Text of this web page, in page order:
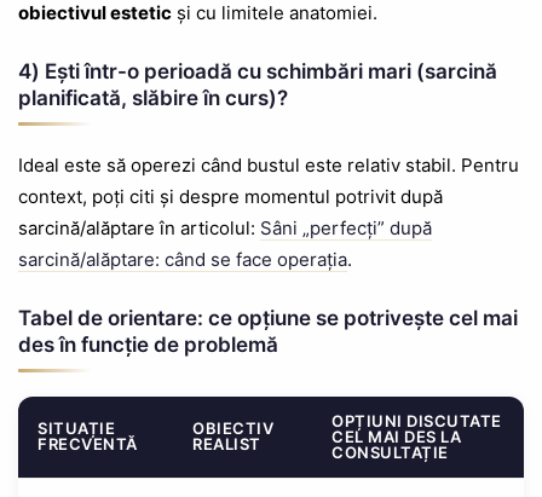
obiectivul estetic și cu limitele anatomiei.
4) Ești într-o perioadă cu schimbări mari (sarcină
planificată, slăbire în curs)?
Ideal este să operezi când bustul este relativ stabil. Pentru
context, poți citi și despre momentul potrivit după
sarcină/alăptare în articolul: Sâni „perfecți” după
sarcină/alăptare: când se face operația.
Tabel de orientare: ce opțiune se potrivește cel mai
des în funcție de problemă
SITUAȚIE
FRECVENTĂ
OBIECTIV
REALIST
OPȚIUNI DISCUTATE
CEL MAI DES LA
CONSULTAȚIE